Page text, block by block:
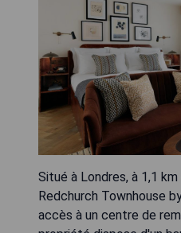
Situé à Londres, à 1,1
Redchurch Townhouse
accès à un centre de